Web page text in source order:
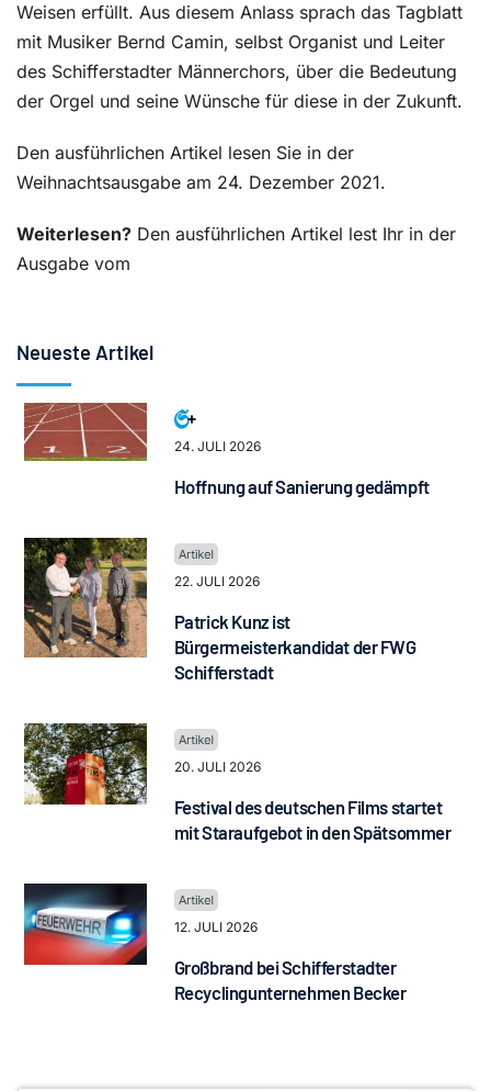
Weisen erfüllt. Aus diesem Anlass sprach das Tagblatt
mit Musiker Bernd Camin, selbst Organist und Leiter
des Schifferstadter Männerchors, über die Bedeutung
der Orgel und seine Wünsche für diese in der Zukunft.
Den ausführlichen Artikel lesen Sie in der
Weihnachtsausgabe am 24. Dezember 2021.
Weiterlesen? Den ausführlichen Artikel lest Ihr in der
Ausgabe vom
Neueste Artikel
24. JULI 2026
Hoffnung auf Sanierung gedämpft
22. JULI 2026
Patrick Kunz ist
Bürgermeisterkandidat der FWG
Schifferstadt
20. JULI 2026
Festival des deutschen Films startet
mit Staraufgebot in den Spätsommer
12. JULI 2026
Großbrand bei Schifferstadter
Recyclingunternehmen Becker